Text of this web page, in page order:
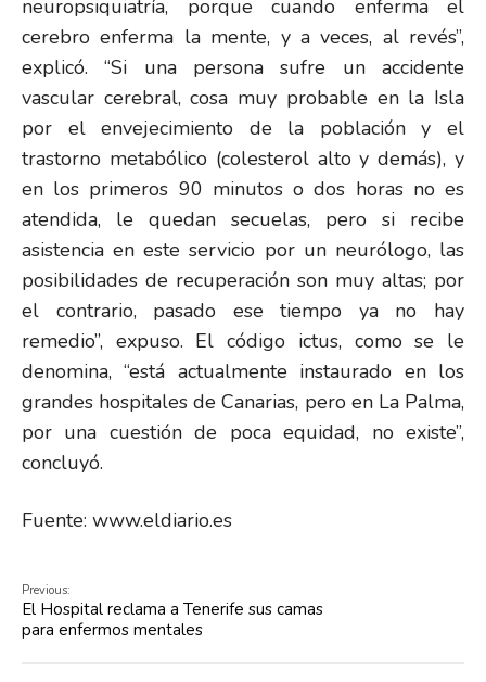
neuropsiquiatría, porque cuando enferma el
cerebro enferma la mente, y a veces, al revés”,
explicó. “Si una persona sufre un accidente
vascular cerebral, cosa muy probable en la Isla
por el envejecimiento de la población y el
trastorno metabólico (colesterol alto y demás), y
en los primeros 90 minutos o dos horas no es
atendida, le quedan secuelas, pero si recibe
asistencia en este servicio por un neurólogo, las
posibilidades de recuperación son muy altas; por
el contrario, pasado ese tiempo ya no hay
remedio”, expuso. El código ictus, como se le
denomina, “está actualmente instaurado en los
grandes hospitales de Canarias, pero en La Palma,
por una cuestión de poca equidad, no existe”,
concluyó.
Fuente: www.eldiario.es
Previous:
El Hospital reclama a Tenerife sus camas
para enfermos mentales